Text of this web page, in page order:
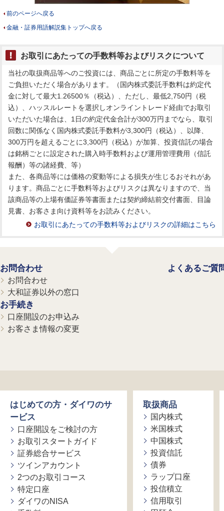
前のページへ戻る
金融・証券用語解説集トップへ戻る
お取引にあたっての手数料等およびリスクについて
当社の取扱商品等へのご投資には、商品ごとに所定の手数料等を
ご負担いただく場合があります。（国内株式委託手数料は約定代
金に対して最大1.26500％（税込）、ただし、最低2,750円（税
込）、ハッスルレートを選択しオンライントレード経由でお取引
いただいた場合は、1日の約定代金合計が300万円までなら、取引
回数に関係なく国内株式委託手数料が3,300円（税込）、以降、
300万円を超えるごとに3,300円（税込）が加算、投資信託の場合
は銘柄ごとに設定された購入時手数料および運用管理費用（信託
報酬）等の諸経費、等）
また、各商品等には価格の変動等による損失が生じるおそれがあ
ります。商品ごとに手数料等およびリスクは異なりますので、当
該商品等の上場有価証券等書面または契約締結前交付書面、目論
見書、お客さま向け資料等をお読みください。
お取引にあたっての手数料等およびリスクの詳細はこちら
お問合わせ
お問合わせ
大和証券以外の窓口
お手続き
口座開設のお申込み
お客さま情報の変更
よくあるご質
はじめての方・ダイワのサ
ービス
口座開設をご検討の方
お取引スタートガイド
証券総合サービス
ツインアカウント
2つのお取引コース
特定口座
ダイワのNISA
取扱商品
国内株式
米国株式
中国株式
投資信託
債券
ラップ口座
投信積立
信用取引